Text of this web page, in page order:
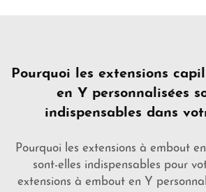
Pourquoi les extensions
en Y personnalisées
indispensables dans
Pourquoi les extensions à embout
sont-elles indispensables pour
extensions à embout en Y